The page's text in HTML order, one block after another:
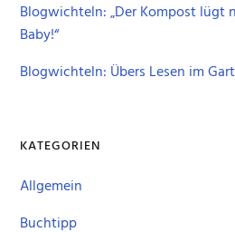
Blogwichteln: „Der Kompost lügt
Baby!“
Blogwichteln: Übers Lesen im
KATEGORIEN
Allgemein
Buchtipp